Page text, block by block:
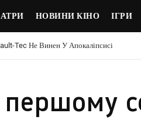
НОВИНИ КІНО ІГРИ
Tec Не Винен У Апокаліпсисі